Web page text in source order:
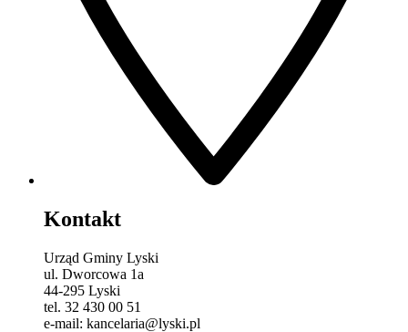
Kontakt
Urząd Gminy Lyski
ul. Dworcowa 1a
44-295 Lyski
tel. 32 430 00 51
e-mail: kancelaria@lyski.pl